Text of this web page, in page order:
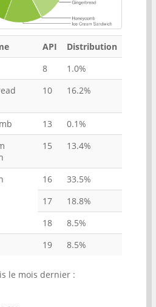
API
Distribution
8
1.0%
10 16.2%
13
0.1%
15 13.4%
16
33.5%
17
18.8%
18
8.5%
19 8.5%
le mois dernier :